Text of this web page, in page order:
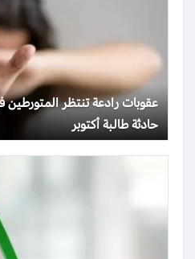
عقوبات رادعة تنتظر
حادثة طالبة أكتوبر